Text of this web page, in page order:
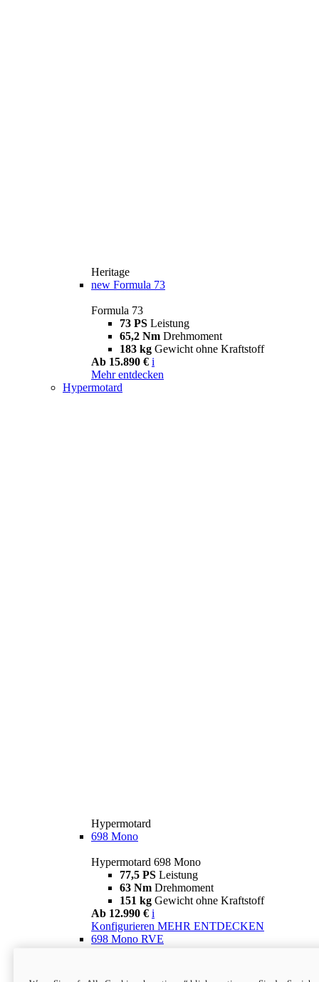
Heritage
new Formula 73
Formula 73
73 PS Leistung
65,2 Nm Drehmoment
183 kg Gewicht ohne Kraftstoff
Ab 15.890 € i
Mehr entdecken
Hypermotard
Hypermotard
698 Mono
Hypermotard 698 Mono
77,5 PS Leistung
63 Nm Drehmoment
151 kg Gewicht ohne Kraftstoff
Ab 12.990 € i
Konfigurieren MEHR ENTDECKEN
698 Mono RVE
77,5 PS
Leistung